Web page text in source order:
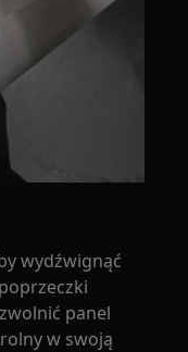
wydźwignąć
panel
w swoją